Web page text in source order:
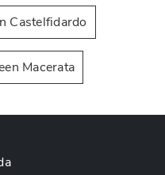
Castelfidardo
Macerata